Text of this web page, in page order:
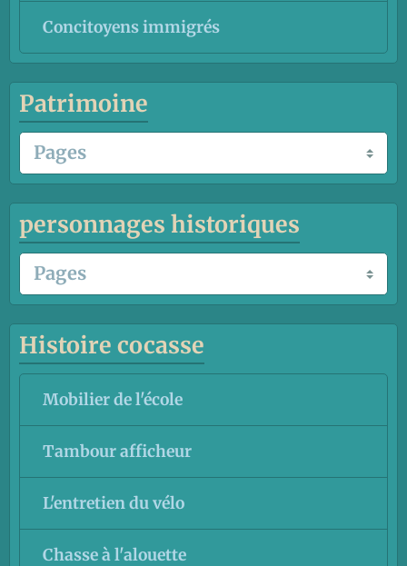
Concitoyens immigrés
Patrimoine
personnages historiques
Histoire cocasse
Mobilier de l'école
Tambour afficheur
L'entretien du vélo
Chasse à l'alouette